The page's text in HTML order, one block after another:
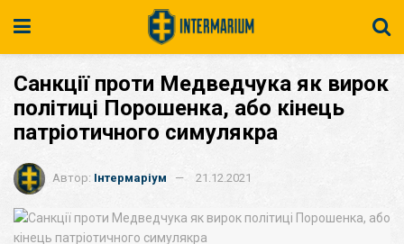
Санкції проти Медведчука як вирок
політиці Порошенка, або кінець
патріотичного симулякра
Автор: Інтермаріум 21.12.2021